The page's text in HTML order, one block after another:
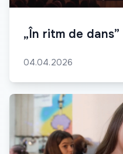
„În ritm de
04.04.2026